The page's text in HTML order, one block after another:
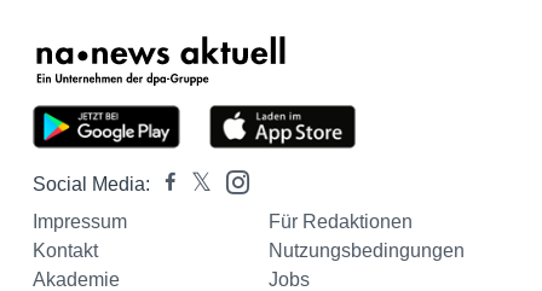
Social Media:
Impressum
Für Redaktionen
Kontakt
Nutzungsbedingungen
Akademie
Jobs